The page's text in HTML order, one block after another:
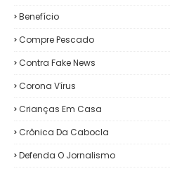
Benefício
Compre Pescado
Contra Fake News
Corona Vírus
Crianças Em Casa
Crônica Da Cabocla
Defenda O Jornalismo